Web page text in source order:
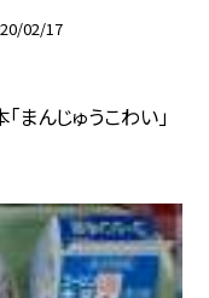
02/17
んじゅうこわい」